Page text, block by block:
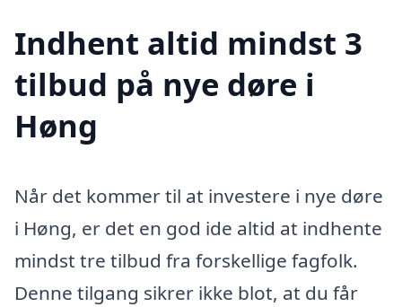
Indhent altid mindst 3
tilbud på nye døre i
Høng
Når det kommer til at investere i nye døre
i Høng, er det en god ide altid at indhente
mindst tre tilbud fra forskellige fagfolk.
Denne tilgang sikrer ikke blot, at du får